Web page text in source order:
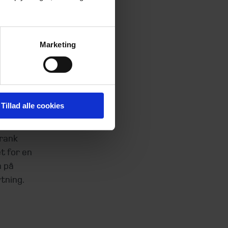
Marketing
Tillad alle cookies
at
en
for en
på